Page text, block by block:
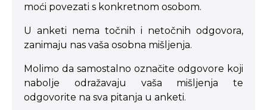
moći povezati s konkretnom osobom.
U anketi nema točnih i netočnih odgovora,
zanimaju nas vaša osobna mišljenja.
Molimo da samostalno označite odgovore koji
nabolje odražavaju vaša mišljenja te
odgovorite na sva pitanja u anketi.